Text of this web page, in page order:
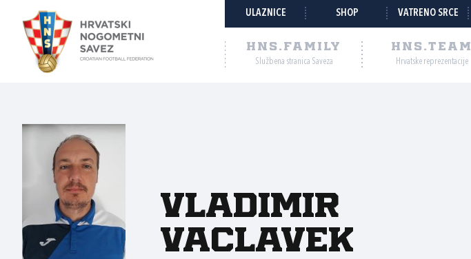
ULAZNICE SHOP VATRENO SRCE
HNS.FAMILY
Službena stranica Saveza
HNS.TEAM
Hrvatske reprezentacije
Vladimir
Vaclavek